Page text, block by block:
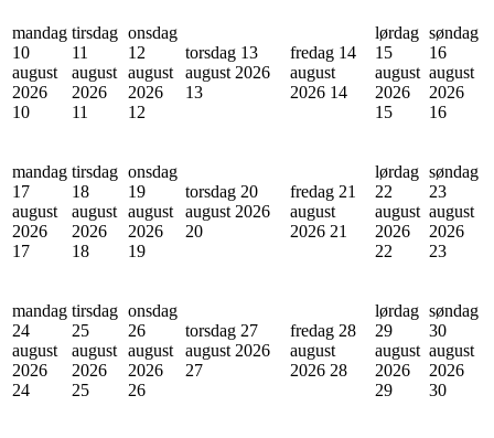
mandag
10
august
2026
10
tirsdag
11
august
2026
11
onsdag
12
august
2026
12
torsdag 13
august 2026
13
fredag 14
august
2026 14
lørdag
15
august
2026
15
søndag
16
august
2026
16
mandag
17
august
2026
17
tirsdag
18
august
2026
18
onsdag
19
august
2026
19
torsdag 20
august 2026
20
fredag 21
august
2026 21
lørdag
22
august
2026
22
søndag
23
august
2026
23
mandag
24
august
2026
24
tirsdag
25
august
2026
25
onsdag
26
august
2026
26
torsdag 27
august 2026
27
fredag 28
august
2026 28
lørdag
29
august
2026
29
søndag
30
august
2026
30